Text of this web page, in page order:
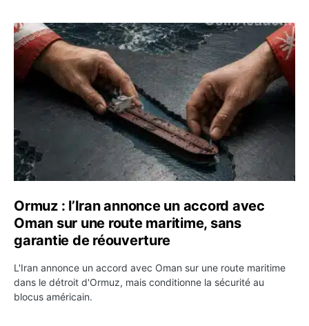
Ormuz : l’Iran annonce un accord avec Oman sur une
Ormuz : l’Iran annonce un accord avec
Oman sur une route maritime, sans
garantie de réouverture
L'Iran annonce un accord avec Oman sur une route maritime
dans le détroit d'Ormuz, mais conditionne la sécurité au
blocus américain.